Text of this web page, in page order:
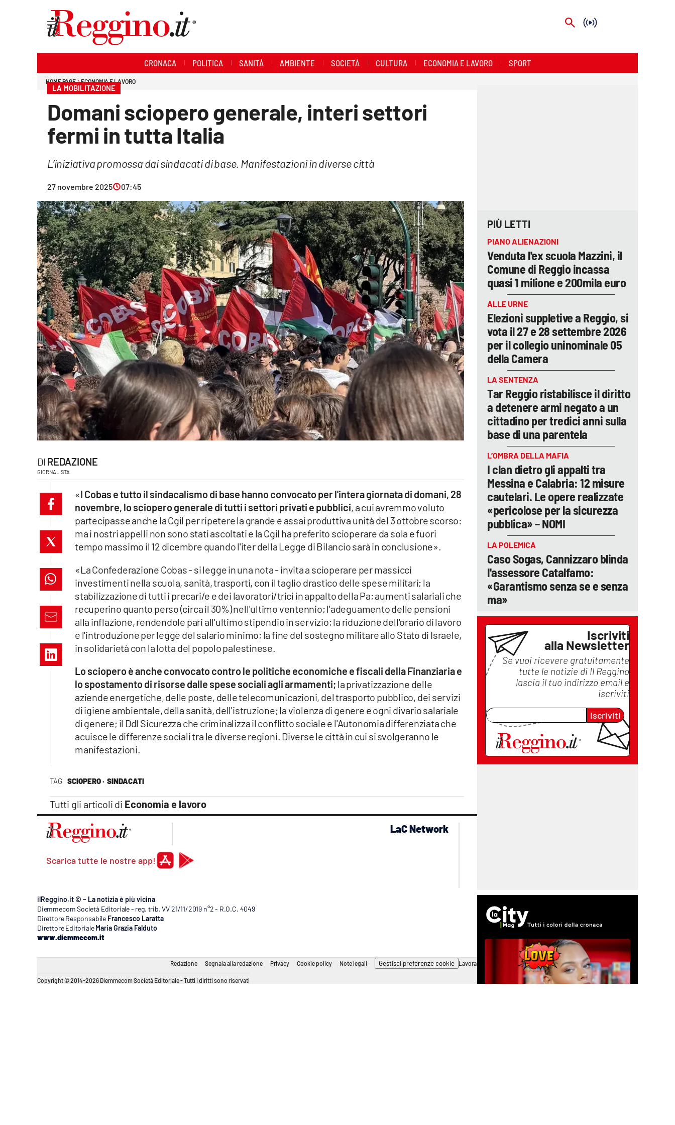
Economia e lavoro
Streaming
Lac Network
catanzarochannel.it
lacapitalenews.it
Vai
CRONACA POLITICA SANITÀ AMBIENTE SOCIETÀ CULTURA ECONOMIA E LAVORO SPORT
HOME PAGE ECONOMIA E LAVORO
LA MOBILITAZIONE
Domani sciopero generale, interi settori
fermi in tutta Italia
L’iniziativa promossa dai sindacati di base. Manifestazioni in diverse città
27 novembre 2025 07:45
REDAZIONE
GIORNALISTA
TAG SCIOPERO · SINDACATI
Tutti gli articoli di Economia e lavoro
«I Cobas e tutto il sindacalismo di base hanno convocato per l'intera giornata di domani, 28
novembre, lo sciopero generale di tutti i settori privati e pubblici, a cui avremmo voluto
partecipasse anche la Cgil per ripetere la grande e assai produttiva unità del 3 ottobre scorso:
ma i nostri appelli non sono stati ascoltati e la Cgil ha preferito scioperare da sola e fuori
tempo massimo il 12 dicembre quando l'iter della Legge di Bilancio sarà in conclusione».
«La Confederazione Cobas - si legge in una nota - invita a scioperare per massicci
investimenti nella scuola, sanità, trasporti, con il taglio drastico delle spese militari; la
stabilizzazione di tutti i precari/e e dei lavoratori/trici in appalto della Pa; aumenti salariali che
recuperino quanto perso (circa il 30%) nell'ultimo ventennio; l'adeguamento delle pensioni
alla inflazione, rendendole pari all'ultimo stipendio in servizio; la riduzione dell'orario di lavoro
e l'introduzione per legge del salario minimo; la fine del sostegno militare allo Stato di Israele,
in solidarietà con la lotta del popolo palestinese.
Lo sciopero è anche convocato contro le politiche economiche e fiscali della Finanziaria e
lo spostamento di risorse dalle spese sociali agli armamenti; la privatizzazione delle
aziende energetiche, delle poste, delle telecomunicazioni, del trasporto pubblico, dei servizi
di igiene ambientale, della sanità, dell'istruzione; la violenza di genere e ogni divario salariale
di genere; il Ddl Sicurezza che criminalizza il conflitto sociale e l'Autonomia differenziata che
acuisce le differenze sociali tra le diverse regioni. Diverse le città in cui si svolgeranno le
manifestazioni.
PIÙ LETTI
PIANO ALIENAZIONI
Venduta l'ex scuola Mazzini, il
Comune di Reggio incassa
quasi 1 milione e 200mila euro
ALLE URNE
Elezioni suppletive a Reggio, si
vota il 27 e 28 settembre 2026
per il collegio uninominale 05
della Camera
LA SENTENZA
Tar Reggio ristabilisce il diritto
a detenere armi negato a un
cittadino per tredici anni sulla
base di una parentela
L’OMBRA DELLA MAFIA
I clan dietro gli appalti tra
Messina e Calabria: 12 misure
cautelari. Le opere realizzate
«pericolose per la sicurezza
pubblica» – NOMI
LA POLEMICA
Caso Sogas, Cannizzaro blinda
l'assessore Catalfamo:
«Garantismo senza se e senza
ma»
Iscriviti
alla Newsletter
Se vuoi ricevere gratuitamente
tutte le notizie di Il Reggino
lascia il tuo indirizzo email e
iscriviti
Iscriviti
Scarica tutte le nostre app!
LaC Network
ilReggino.it © – La notizia è più vicina
Diemmecom Società Editoriale - reg. trib. VV 21/11/2019 n°2 - R.O.C. 4049
Direttore Responsabile Francesco Laratta
Direttore Editoriale Maria Grazia Falduto
www.diemmecom.it
Redazione Segnala alla redazione Privacy Cookie policy Note legali Gestisci preferenze cookie Lavora con noi
Copyright © 2014-2026 Diemmecom Società Editoriale - Tutti i diritti sono riservati